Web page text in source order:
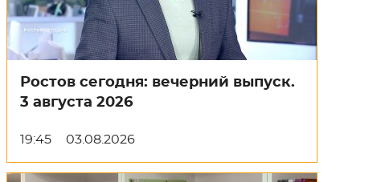
Ростов сегодня: вечерний выпуск.
3 августа 2026
19:45 03.08.2026